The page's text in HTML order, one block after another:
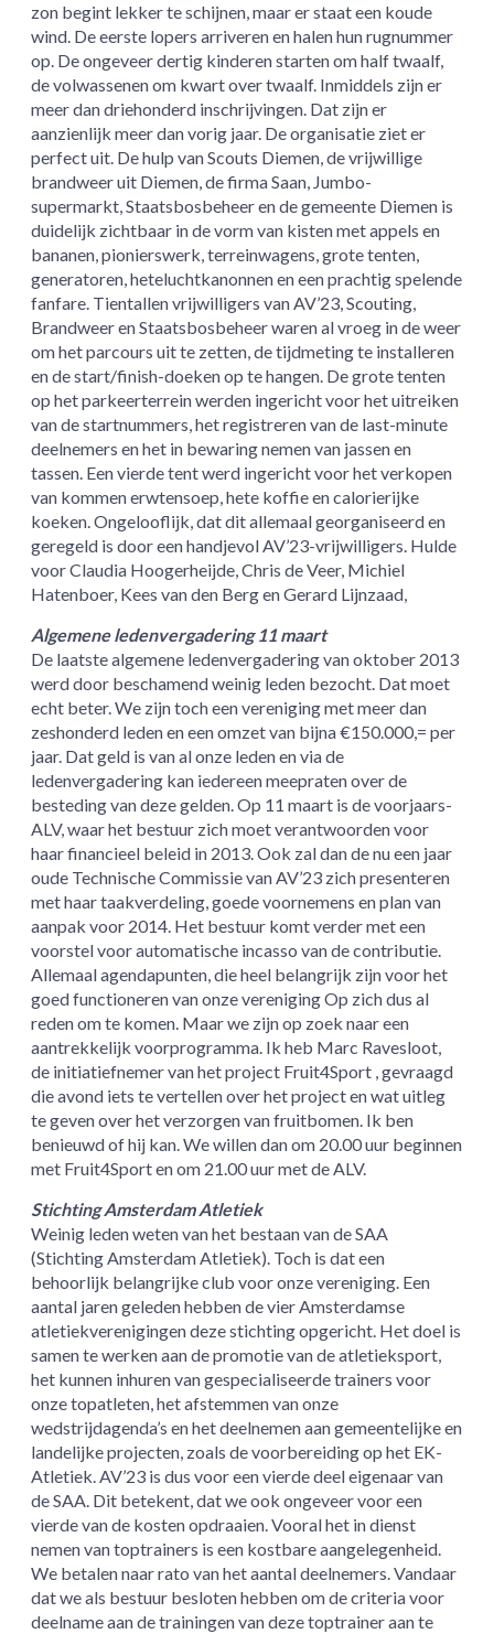
zon begint lekker te schijnen, maar er staat een koude
wind. De eerste lopers arriveren en halen hun rugnummer
op. De ongeveer dertig kinderen starten om half twaalf,
de volwassenen om kwart over twaalf. Inmiddels zijn er
meer dan driehonderd inschrijvingen. Dat zijn er
aanzienlijk meer dan vorig jaar. De organisatie ziet er
perfect uit. De hulp van Scouts Diemen, de vrijwillige
brandweer uit Diemen, de firma Saan, Jumbo-
supermarkt, Staatsbosbeheer en de gemeente Diemen is
duidelijk zichtbaar in de vorm van kisten met appels en
bananen, pionierswerk, terreinwagens, grote tenten,
generatoren, heteluchtkanonnen en een prachtig spelende
fanfare. Tientallen vrijwilligers van AV’23, Scouting,
Brandweer en Staatsbosbeheer waren al vroeg in de weer
om het parcours uit te zetten, de tijdmeting te installeren
en de start/finish-doeken op te hangen. De grote tenten
op het parkeerterrein werden ingericht voor het uitreiken
van de startnummers, het registreren van de last-minute
deelnemers en het in bewaring nemen van jassen en
tassen. Een vierde tent werd ingericht voor het verkopen
van kommen erwtensoep, hete koffie en calorierijke
koeken. Ongelooflijk, dat dit allemaal georganiseerd en
geregeld is door een handjevol AV’23-vrijwilligers. Hulde
voor Claudia Hoogerheijde, Chris de Veer, Michiel
Hatenboer, Kees van den Berg en Gerard Lijnzaad,
Algemene ledenvergadering 11 maart
De laatste algemene ledenvergadering van oktober 2013
werd door beschamend weinig leden bezocht. Dat moet
echt beter. We zijn toch een vereniging met meer dan
zeshonderd leden en een omzet van bijna €150.000,= per
jaar. Dat geld is van al onze leden en via de
ledenvergadering kan iedereen meepraten over de
besteding van deze gelden. Op 11 maart is de voorjaars-
ALV, waar het bestuur zich moet verantwoorden voor
haar financieel beleid in 2013. Ook zal dan de nu een jaar
oude Technische Commissie van AV’23 zich presenteren
met haar taakverdeling, goede voornemens en plan van
aanpak voor 2014. Het bestuur komt verder met een
voorstel voor automatische incasso van de contributie.
Allemaal agendapunten, die heel belangrijk zijn voor het
goed functioneren van onze vereniging Op zich dus al
reden om te komen. Maar we zijn op zoek naar een
aantrekkelijk voorprogramma. Ik heb Marc Ravesloot,
de initiatiefnemer van het project Fruit4Sport , gevraagd
die avond iets te vertellen over het project en wat uitleg
te geven over het verzorgen van fruitbomen. Ik ben
benieuwd of hij kan. We willen dan om 20.00 uur beginnen
met Fruit4Sport en om 21.00 uur met de ALV.
Stichting Amsterdam Atletiek
Weinig leden weten van het bestaan van de SAA
(Stichting Amsterdam Atletiek). Toch is dat een
behoorlijk belangrijke club voor onze vereniging. Een
aantal jaren geleden hebben de vier Amsterdamse
atletiekverenigingen deze stichting opgericht. Het doel is
samen te werken aan de promotie van de atletieksport,
het kunnen inhuren van gespecialiseerde trainers voor
onze topatleten, het afstemmen van onze
wedstrijdagenda’s en het deelnemen aan gemeentelijke en
landelijke projecten, zoals de voorbereiding op het EK-
Atletiek. AV’23 is dus voor een vierde deel eigenaar van
de SAA. Dit betekent, dat we ook ongeveer voor een
vierde van de kosten opdraaien. Vooral het in dienst
nemen van toptrainers is een kostbare aangelegenheid.
We betalen naar rato van het aantal deelnemers. Vandaar
dat we als bestuur besloten hebben om de criteria voor
deelname aan de trainingen van deze toptrainer aan te